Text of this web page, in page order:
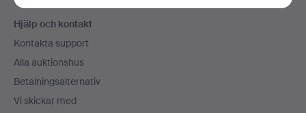
Sidfotsnavigation
Hjälp och kontakt
Kontakta support
Alla auktionshus
Betalningsalternativ
Vi skickar med